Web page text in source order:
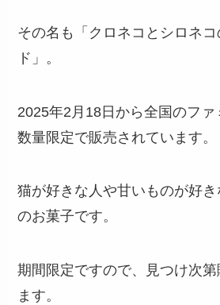
その名も「クロネコとシロネ
ド」。
2025年2月18日から全国のファ
数量限定で販売されています。
猫が好きな人や甘いものが好
のお菓子です。
期間限定ですので、見つけ次
ます。